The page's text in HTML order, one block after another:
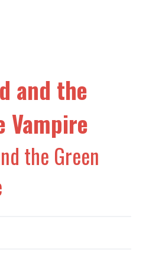
and the
Vampire
the Green